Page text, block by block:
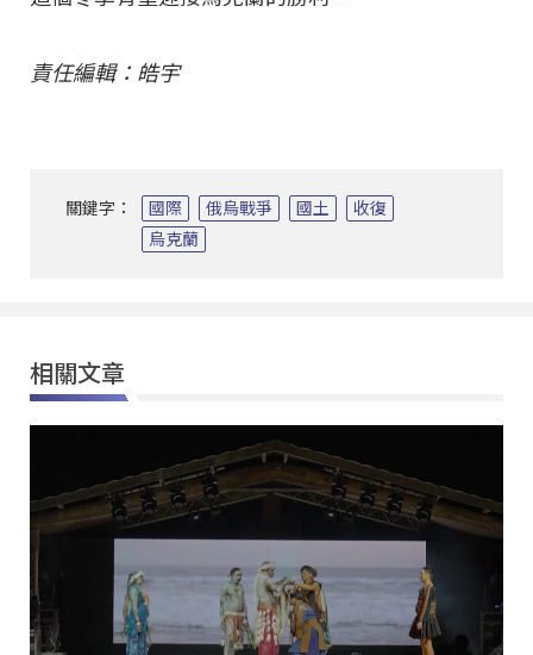
責任編輯：皓宇
關鍵字： 國際 俄烏戰爭 國土
收復
烏克蘭
相關文章